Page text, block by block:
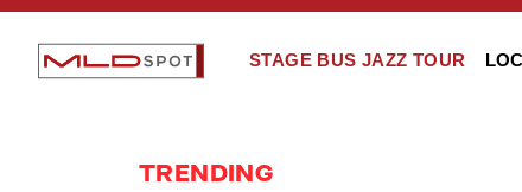
STAGE BUS JAZZ TOUR
TRENDING